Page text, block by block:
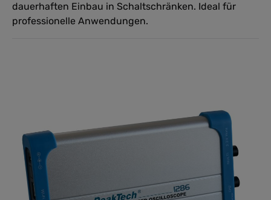
dauerhaften Einbau in Schaltschränken. Ideal für
professionelle Anwendungen.